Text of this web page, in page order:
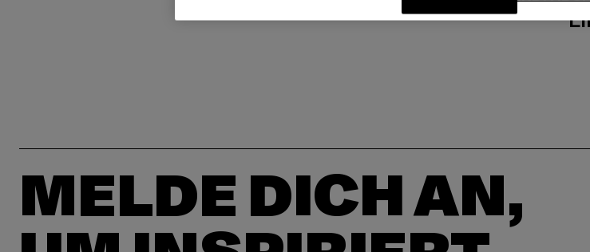
MELDE DICH AN,